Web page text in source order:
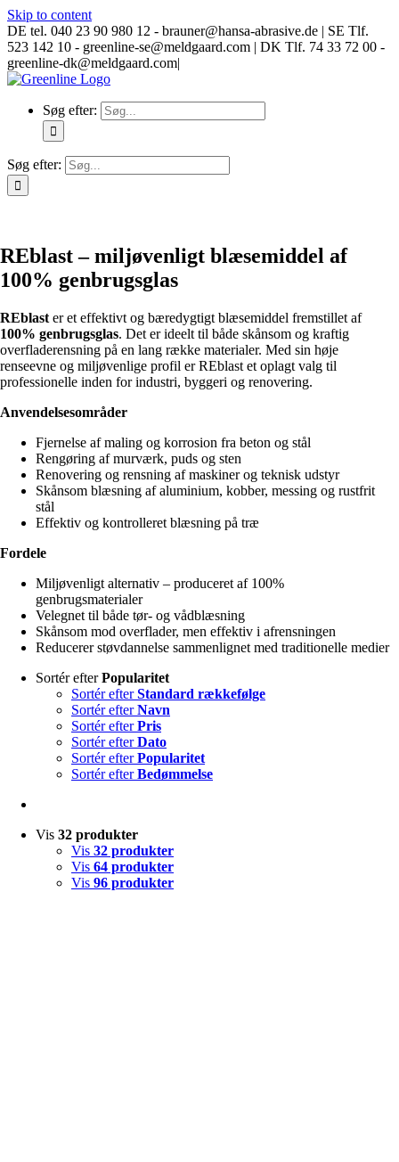
Skip to content
DE tel. 040 23 90 980 12 - brauner@hansa-abrasive.de | SE Tlf.
523 142 10 - greenline-se@meldgaard.com | DK Tlf. 74 33 72 00 -
greenline-dk@meldgaard.com|
Søg efter:
Søg efter:
REblast – miljøvenligt blæsemiddel af
100% genbrugsglas
REblast er et effektivt og bæredygtigt blæsemiddel fremstillet af
100% genbrugsglas. Det er ideelt til både skånsom og kraftig
overfladerensning på en lang række materialer. Med sin høje
renseevne og miljøvenlige profil er REblast et oplagt valg til
professionelle inden for industri, byggeri og renovering.
Anvendelsesområder
Fjernelse af maling og korrosion fra beton og stål
Rengøring af murværk, puds og sten
Renovering og rensning af maskiner og teknisk udstyr
Skånsom blæsning af aluminium, kobber, messing og rustfrit
stål
Effektiv og kontrolleret blæsning på træ
Fordele
Miljøvenligt alternativ – produceret af 100%
genbrugsmaterialer
Velegnet til både tør- og vådblæsning
Skånsom mod overflader, men effektiv i afrensningen
Reducerer støvdannelse sammenlignet med traditionelle medier
Sortér efterPopularitet
Sortér efterStandard rækkefølge
Sortér efterNavn
Sortér efterPris
Sortér efterDato
Sortér efterPopularitet
Sortér efterBedømmelse
Vis 32 produkter
Vis 32 produkter
Vis 64 produkter
Vis 96 produkter